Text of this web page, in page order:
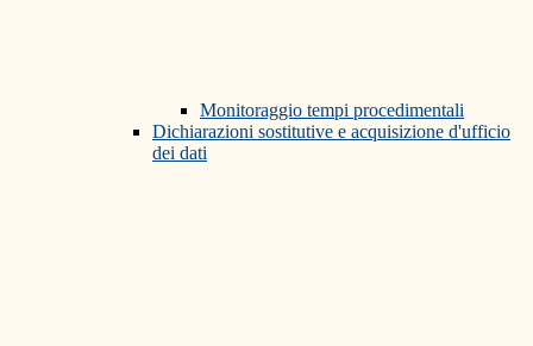
Monitoraggio tempi procedimentali
Dichiarazioni sostitutive e acquisizione d'ufficio
dei dati